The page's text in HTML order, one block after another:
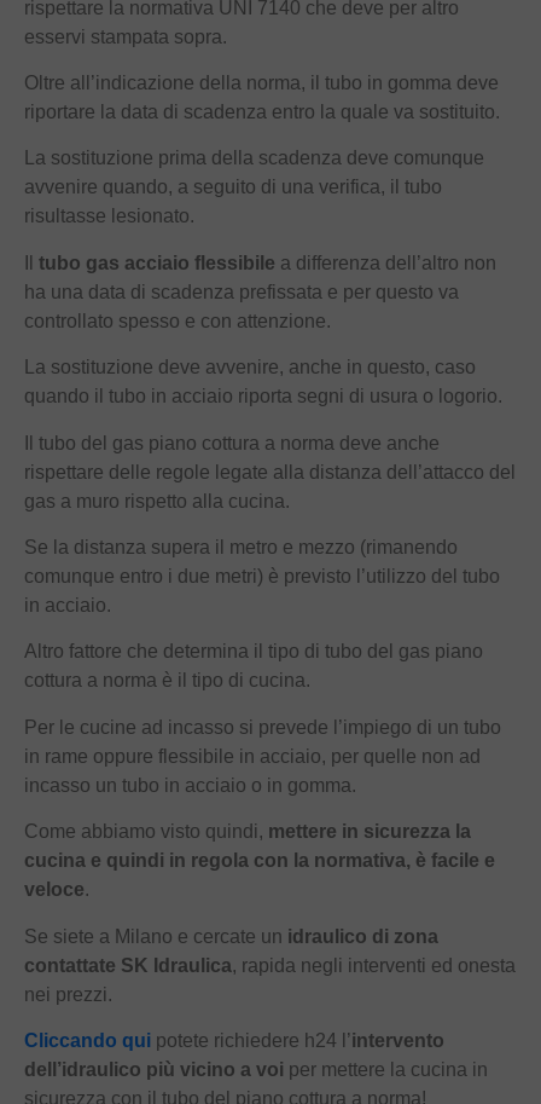
rispettare la normativa UNI 7140 che deve per altro
esservi stampata sopra.
Oltre all’indicazione della norma, il tubo in gomma deve
riportare la data di scadenza entro la quale va sostituito.
La sostituzione prima della scadenza deve comunque
avvenire quando, a seguito di una verifica, il tubo
risultasse lesionato.
tubo gas acciaio flessibile a differenza dell’altro non
ha una data di scadenza prefissata e per questo va
controllato spesso e con attenzione.
La sostituzione deve avvenire, anche in questo, caso
quando il tubo in acciaio riporta segni di usura o logorio.
Il tubo del gas piano cottura a norma deve anche
rispettare delle regole legate alla distanza dell’attacco del
gas a muro rispetto alla cucina.
Se la distanza supera il metro e mezzo (rimanendo
comunque entro i due metri) è previsto l’utilizzo del tubo
in acciaio.
Altro fattore che determina il tipo di tubo del gas piano
cottura a norma è il tipo di cucina.
Per le cucine ad incasso si prevede l’impiego di un tubo
in rame oppure flessibile in acciaio, per quelle non ad
incasso un tubo in acciaio o in gomma.
Come abbiamo visto quindi, mettere in sicurezza la
cucina e quindi in regola con la normativa, è facile e
veloce.
Se siete a Milano e cercate un idraulico di zona
contattate SK Idraulica, rapida negli interventi ed onesta
nei prezzi.
Cliccando qui potete richiedere h24 l’intervento
dell’idraulico più vicino a voi per mettere la cucina in
sicurezza con il tubo del piano cottura a norma!